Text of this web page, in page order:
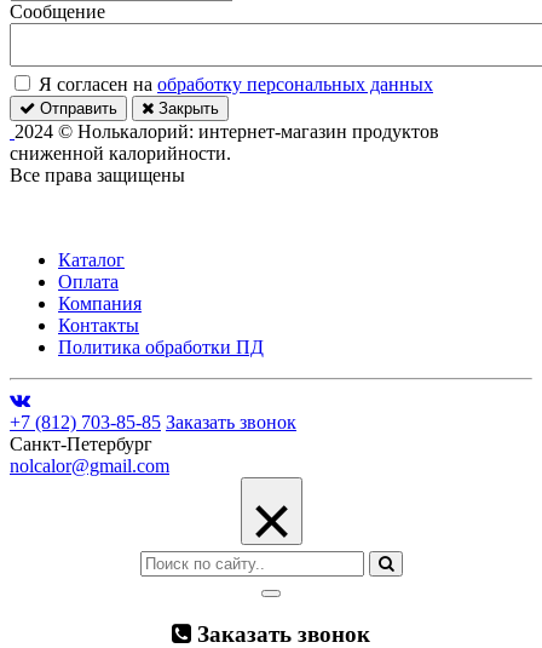
Сообщение
Я согласен на обработку персональных данных
Отправить Закрыть
2024 © Нолькалорий: интернет-магазин продуктов
сниженной калорийности.
Все права защищены
Каталог
Оплата
Компания
Контакты
Политика обработки ПД
+7 (812) 703-85-85 Заказать звонок
Санкт-Петербург
nolcalor@gmail.com
×
Заказать звонок